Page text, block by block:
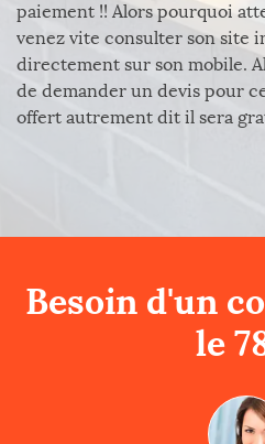
paiement !! Alors pourquoi
venez vite consulter son site
directement sur son mobile.
de demander un devis pour
offert autrement dit il sera
Besoin d'un
le